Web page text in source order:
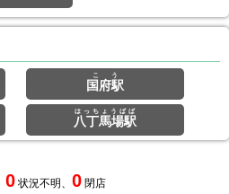
国府駅
こう
八丁馬場駅
はっちょうばば
0 状況不明、 0 閉店